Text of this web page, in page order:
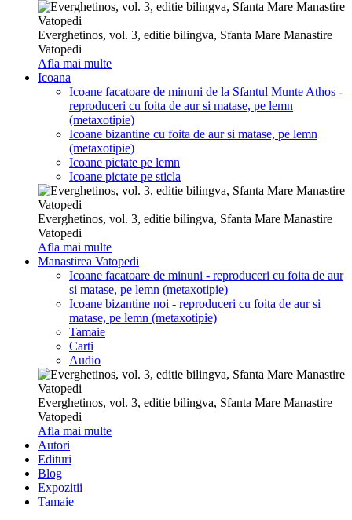
Everghetinos, vol. 3, editie bilingva, Sfanta Mare Manastire
Vatopedi
Afla mai multe
Icoana
Icoane facatoare de minuni de la Sfantul Munte Athos -
reproduceri cu foita de aur si matase, pe lemn
(metaxotipie)
Icoane bizantine cu foita de aur si matase, pe lemn
(metaxotipie)
Icoane pictate pe lemn
Icoane pictate pe sticla
Everghetinos, vol. 3, editie bilingva, Sfanta Mare Manastire
Vatopedi
Afla mai multe
Manastirea Vatopedi
Icoane facatoare de minuni - reproduceri cu foita de aur
si matase, pe lemn (metaxotipie)
Icoane bizantine noi - reproduceri cu foita de aur si
matase, pe lemn (metaxotipie)
Tamaie
Carti
Audio
Everghetinos, vol. 3, editie bilingva, Sfanta Mare Manastire
Vatopedi
Afla mai multe
Autori
Edituri
Blog
Expozitii
Tamaie